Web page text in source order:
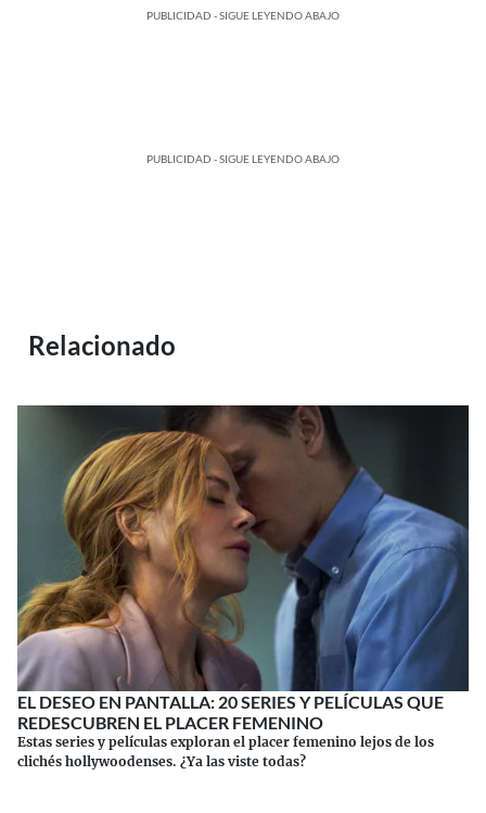
PUBLICIDAD - SIGUE LEYENDO ABAJO
PUBLICIDAD - SIGUE LEYENDO ABAJO
Relacionado
EL DESEO EN PANTALLA: 20 SERIES Y PELÍCULAS QUE
REDESCUBREN EL PLACER FEMENINO
Estas series y películas exploran el placer femenino lejos de los
clichés hollywoodenses. ¿Ya las viste todas?